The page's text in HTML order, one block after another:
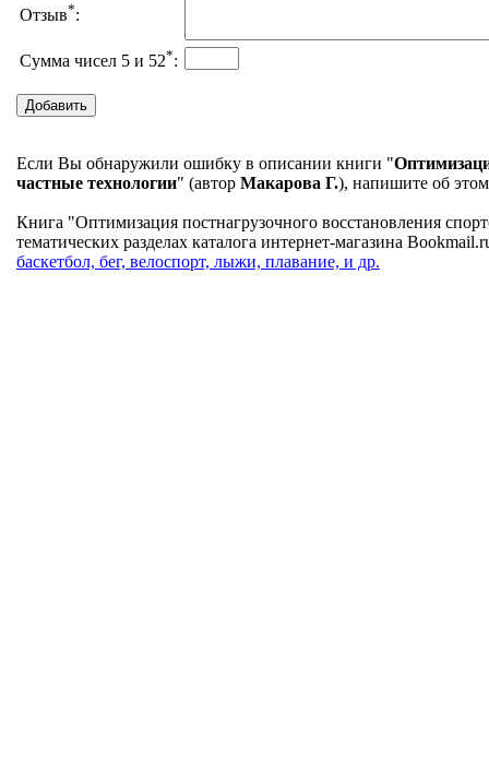
Отзыв*:
Сумма чисел 5 и 52*:
Если Вы обнаружили ошибку в описании книги "
частные технологии" (автор Макарова Г.), напишите об
Книга "Оптимизация постнагрузочного восстановления
тематических разделах каталога интернет-магазина
баскетбол, бег, велоспорт, лыжи, плавание, и др.